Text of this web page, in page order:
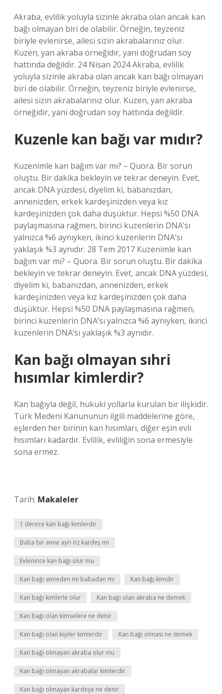
Akraba, evlilik yoluyla sizinle akraba olan ancak kan
bağı olmayan biri de olabilir. Örneğin, teyzeniz
biriyle evlenirse, ailesi sizin akrabalarınız olur.
Kuzen, yan akraba örneğidir, yani doğrudan soy
hattında değildir. 24 Nisan 2024 Akraba, evlilik
yoluyla sizinle akraba olan ancak kan bağı olmayan
biri de olabilir. Örneğin, teyzeniz biriyle evlenirse,
ailesi sizin akrabalarınız olur. Kuzen, yan akraba
örneğidir, yani doğrudan soy hattında değildir.
Kuzenle kan bağı var mıdır?
Kuzenimle kan bağım var mı? – Quora. Bir sorun
oluştu. Bir dakika bekleyin ve tekrar deneyin. Evet,
ancak DNA yüzdesi, diyelim ki, babanızdan,
annenizden, erkek kardeşinizden veya kız
kardeşinizden çok daha düşüktür. Hepsi %50 DNA
paylaşmasına rağmen, birinci kuzenlerin DNA’sı
yalnızca %6 aynıyken, ikinci kuzenlerin DNA’sı
yaklaşık %3 aynıdır. 28 Tem 2017 Kuzenimle kan
bağım var mı? – Quora. Bir sorun oluştu. Bir dakika
bekleyin ve tekrar deneyin. Evet, ancak DNA yüzdesi,
diyelim ki, babanızdan, annenizden, erkek
kardeşinizden veya kız kardeşinizden çok daha
düşüktür. Hepsi %50 DNA paylaşmasına rağmen,
birinci kuzenlerin DNA’sı yalnızca %6 aynıyken, ikinci
kuzenlerin DNA’sı yaklaşık %3 aynıdır.
Kan bağı olmayan sıhri
hısımlar kimlerdir?
Kan bağıyla değil, hukuki yollarla kurulan bir ilişkidir.
Türk Medeni Kanununun ilgili maddelerine göre,
eşlerden her birinin kan hısımları, diğer eşin evli
hısımları kadardır. Evlilik, evliliğin sona ermesiyle
sona ermez.
Tarih: Makaleler
1 derece kan bağı kimlerdir
Baba bir anne ayrı öz kardeş mi
Evlenince kan bağı olur mu
Kan bağı anneden mi babadan mı Kan bağı kimdir
Kan bağı kimlerle olur Kan bağı olan akraba ne demek
Kan bağı olan kimselere ne denir
Kan bağı olan kişiler kimlerdir Kan bağı olması ne demek
Kan bağı olmayan akraba olur mu
Kan bağı olmayan akrabalar kimlerdir
Kan bağı olmayan kardeşe ne denir